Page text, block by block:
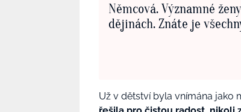
Němcová. Významné
dějinách. Znáte je
Už v dětství byla vnímána jako